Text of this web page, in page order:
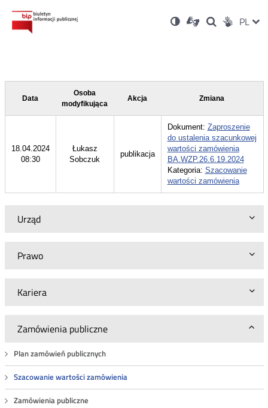
Ustawienia
Wersja
kontrastowa
Dla
niesłyszących
OtwórzOtwórz
w
Otwórz
w
Social PL
Urząd
Prawo
Kariera
Zamówienia publiczne
Plan zamówień publicznych
Szacowanie wartości zamówienia
Zamówienia publiczne
Data
Osoba
modyfikująca
Akcja Zmiana
18.04.2024
08:30
Łukasz
Sobczuk
publikacja
Dokument: Zaproszenie
do ustalenia szacunkowej
wartości zamówienia
BA.WZP.26.6.19.2024
Kategoria: Szacowanie
wartości zamówienia